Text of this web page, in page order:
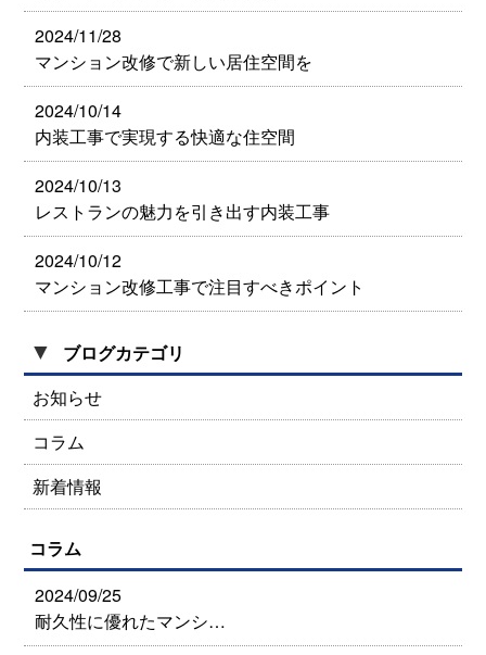
2024/11/28
マンション改修で新しい居住空間を
2024/10/14
内装工事で実現する快適な住空間
2024/10/13
レストランの魅力を引き出す内装工事
2024/10/12
マンション改修工事で注目すべきポイント
▼ ブログカテゴリ
お知らせ
コラム
新着情報
コラム
2024/09/25
耐久性に優れたマンシ…